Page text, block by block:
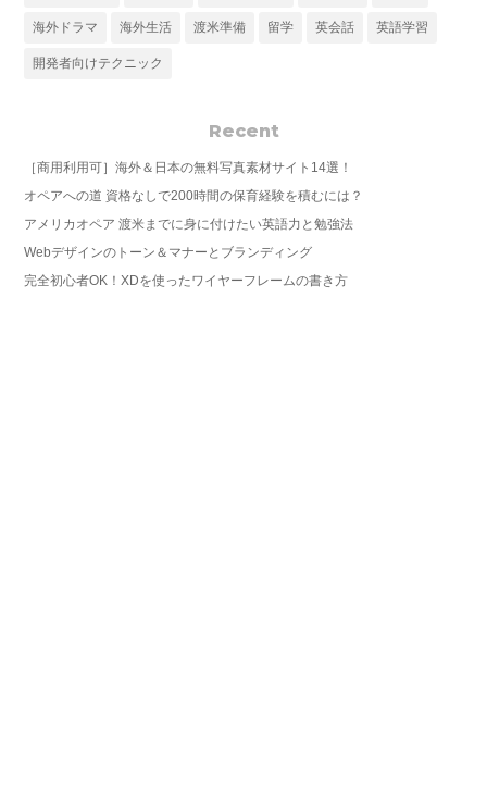
海外ドラマ 海外生活 渡米準備 留学 英会話 英語学習
開発者向けテクニック
Recent
［商用利用可］海外＆日本の無料写真素材サイト14選！
オペアへの道 資格なしで200時間の保育経験を積むには？
アメリカオペア 渡米までに身に付けたい英語力と勉強法
Webデザインのトーン＆マナーとブランディング
完全初心者OK！XDを使ったワイヤーフレームの書き方